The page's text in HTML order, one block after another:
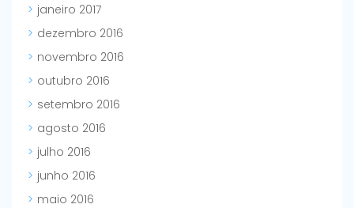
janeiro 2017
dezembro 2016
novembro 2016
outubro 2016
setembro 2016
agosto 2016
julho 2016
junho 2016
maio 2016